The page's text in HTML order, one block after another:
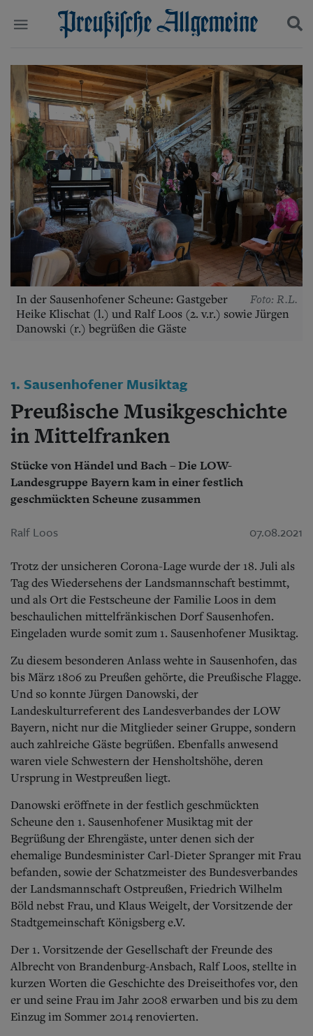
Start
Wer wir sind
Aktuelle Ausgabe
Abonnenten-Login
Archiv
Mediadaten
Politik
Kultur
Wirtschaft
Panorama
Gesellschaft
Leben
Geschichte
Ostpreußen
Pommern
Berlin-Brandenburg
Schlesien
Danzig und Westpreußen
Bücher
Kontakt
Impressum
Datenschutz
Suchen und finden
Foto: R.L.
In der Sausenhofener Scheune: Gastgeber
Heike Klischat (l.) und Ralf Loos (2. v.r.) sowie Jürgen
Danowski (r.) begrüßen die Gäste
1. Sausenhofener Musiktag
Preußische Musikgeschichte
in Mittelfranken
Stücke von Händel und Bach – Die LOW-
Landesgruppe Bayern kam in einer festlich
geschmückten Scheune zusammen
Ralf Loos 07.08.2021
Trotz der unsicheren Corona-Lage wurde der 18. Juli als
Tag des Wiedersehens der Landsmannschaft bestimmt,
und als Ort die Festscheune der Familie Loos in dem
beschaulichen mittelfränkischen Dorf Sausenhofen.
Eingeladen wurde somit zum 1. Sausenhofener Musiktag.
Zu diesem besonderen Anlass wehte in Sausenhofen, das
bis März 1806 zu Preußen gehörte, die Preußische Flagge.
Und so konnte Jürgen Danowski, der
Landeskulturreferent des Landesverbandes der LOW
Bayern, nicht nur die Mitglieder seiner Gruppe, sondern
auch zahlreiche Gäste begrüßen. Ebenfalls anwesend
waren viele Schwestern der Hensholtshöhe, deren
Ursprung in Westpreußen liegt.
Danowski eröffnete in der festlich geschmückten
Scheune den 1. Sausenhofener Musiktag mit der
Begrüßung der Ehrengäste, unter denen sich der
ehemalige Bundesminister Carl-Dieter Spranger mit Frau
befanden, sowie der Schatzmeister des Bundesverbandes
der Landsmannschaft Ostpreußen, Friedrich Wilhelm
Böld nebst Frau, und Klaus Weigelt, der Vorsitzende der
Stadtgemeinschaft Königsberg e.V.
Der 1. Vorsitzende der Gesellschaft der Freunde des
Albrecht von Brandenburg-Ansbach, Ralf Loos, stellte in
kurzen Worten die Geschichte des Dreiseithofes vor, den
er und seine Frau im Jahr 2008 erwarben und bis zu dem
Einzug im Sommer 2014 renovierten.